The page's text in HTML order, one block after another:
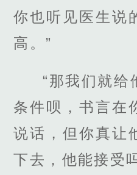
你也听见医生说
高。”
“那我们就给
条件呗，书言在
说话，但你真让
下去，他能接受